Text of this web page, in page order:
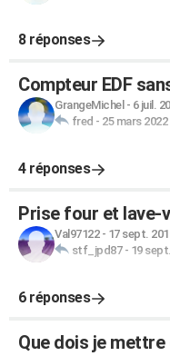
8 réponses
Compteur EDF
GrangeMichel - 6 juil.
fred - 25 mars 2022
4 réponses
Prise four et lave-
Val97122- 17 sept.
stf_jpd87- 19
6 réponses
Que dois je